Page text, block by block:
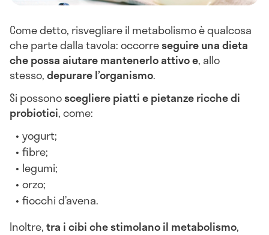
Come detto, risvegliare il metabolismo è qualcosa
che parte dalla tavola: occorreseguire una dieta
che possa aiutare mantenerlo attivo e, allo
stesso,depurare l’organismo.
Si possonoscegliere piatti e pietanze ricche di
probiotici, come:
yogurt;
fibre;
legumi;
orzo;
fiocchi d’avena.
Inoltre,tra i cibi che stimolano il metabolismo,